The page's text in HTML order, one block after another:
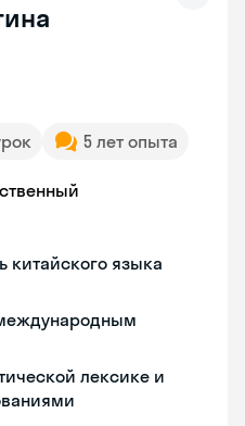
5 лет опыта
китайского языка
международным
лексике и